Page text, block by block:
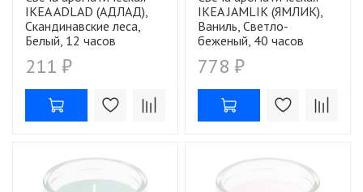
IKEA ADLAD (АДЛАД),
Скандинавские леса,
Белый, 12 часов
211 ₽
IKEA JAMLIK (ЯМЛИК),
Ваниль, Светло-
беженый, 40 часов
778 ₽